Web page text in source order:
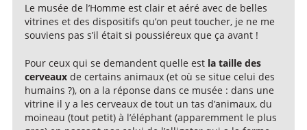
Le musée de l’Homme est clair et aéré avec de belles
vitrines et des dispositifs qu’on peut toucher, je ne me
souviens pas s’il était si poussiéreux que ça avant !
Pour ceux qui se demandent quelle est la taille des
cerveaux de certains animaux (et où se situe celui des
humains ?), on a la réponse dans ce musée : dans une
vitrine il y a les cerveaux de tout un tas d’animaux, du
moineau (tout petit) à l’éléphant (apparemment le plus